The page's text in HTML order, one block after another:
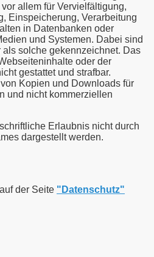
allem für Vervielfältigung,
Einspeicherung, Verarbeitung
in Datenbanken oder
und Systemen. Dabei sind
als solche gekennzeichnet. Das
oder der
gestattet und strafbar.
Kopien und Downloads für
und nicht kommerziellen
Erlaubnis nicht durch
dargestellt werden.
der Seite "Datenschutz"